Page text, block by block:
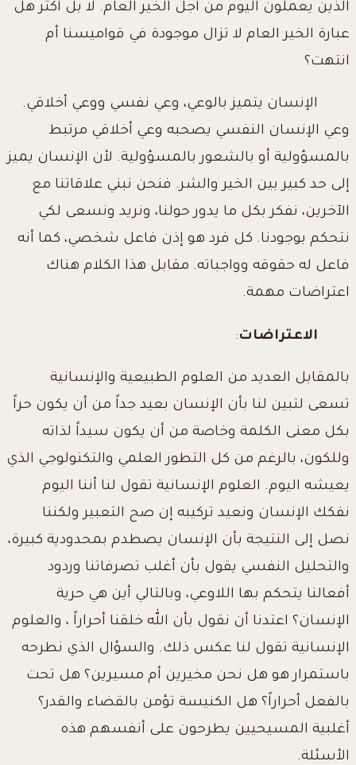
الذين يعملون اليوم من أجل الخير العام. لا بل أكثر هل
عبارة الخير العام لا تزال موجودة في قواميسنا أم
انتهت؟
الإنسان يتميز بالوعي، وعي نفسي ووعي أخلاقي.
وعي الإنسان النفسي يصحبه وعي أخلاقي مرتبط
بالمسؤولية أو بالشعور بالمسؤولية. لأن الإنسان يميز
إلى حد كبير بين الخير والشر. فنحن نبني علاقاتنا مع
الآخرين، نفكر بكل ما يدور حولنا، ونريد ونسعى لكي
نتحكم بوجودنا. كل فرد هو إذن فاعل شخصي، كما أنه
فاعل له حقوقه وواجباته. مقابل هذا الكلام هناك
اعتراضات مهمة.
الاعتراضات:
بالمقابل العديد من العلوم الطبيعية والإنسانية
تسعى لتبين لنا بأن الإنسان بعيد جداً من أن يكون حراً
بكل معنى الكلمة وخاصة من أن يكون سيداً لذاته
وللكون، بالرغم من كل التطور العلمي والتكنولوجي الذي
يعيشه اليوم. العلوم الإنسانية تقول لنا أننا اليوم
نفكك الإنسان ونعيد تركيبه إن صح التعبير ولكننا
نصل إلى النتيجة بأن الإنسان يصطدم بمحدودية كبيرة،
والتحليل النفسي يقول بأن أغلب تصرفاتنا وردود
أفعالنا يتحكم بها اللاوعي، وبالتالي أين هي حرية
الإنسان؟ اعتدنا أن نقول بأن الله خلقنا أحراراً ، والعلوم
الإنسانية تقول لنا عكس ذلك. والسؤال الذي نطرحه
باستمرار هو هل نحن مخيرين أم مسيرين؟ هل تحت
بالفعل أحراراً؟ هل الكنيسة تؤمن بالقضاء والقدر؟
أغلبية المسيحيين يطرحون على أنفسهم هذه
الأسئلة.